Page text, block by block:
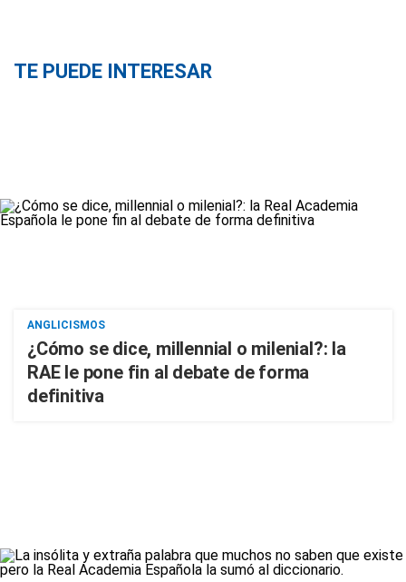
TE PUEDE INTERESAR
ANGLICISMOS
¿Cómo se dice, millennial o milenial?: la
RAE le pone fin al debate de forma
definitiva